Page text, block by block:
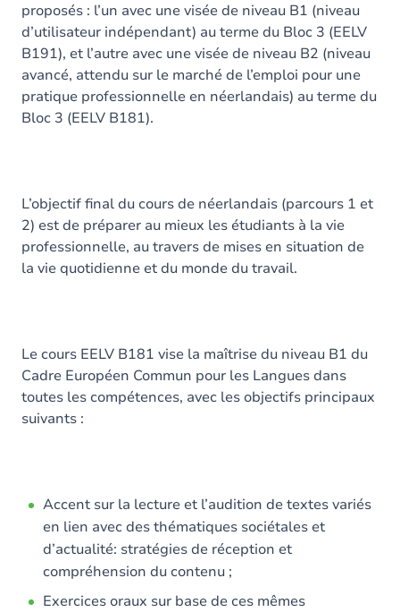
proposés : l’un avec une visée de niveau B1 (niveau
d’utilisateur indépendant) au terme du Bloc 3 (EELV
B191), et l’autre avec une visée de niveau B2 (niveau
avancé, attendu sur le marché de l’emploi pour une
pratique professionnelle en néerlandais) au terme du
Bloc 3 (EELV B181).
L’objectif final du cours de néerlandais (parcours 1 et
2) est de préparer au mieux les étudiants à la vie
professionnelle, au travers de mises en situation de
la vie quotidienne et du monde du travail.
Le cours EELV B181 vise la maîtrise du niveau B1 du
Cadre Européen Commun pour les Langues dans
toutes les compétences, avec les objectifs principaux
suivants :
Accent sur la lecture et l’audition de textes variés
en lien avec des thématiques sociétales et
d’actualité: stratégies de réception et
compréhension du contenu ;
Exercices oraux sur base de ces mêmes